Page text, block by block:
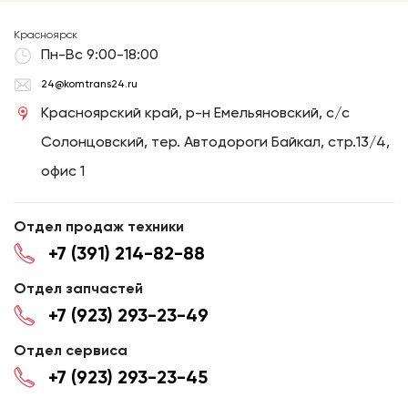
Красноярск
Пн-Вс 9:00-18:00
24@komtrans24.ru
Красноярский край, р-н Емельяновский, с/с
Солонцовский, тер. Автодороги Байкал, стр.13/4,
офис 1
Отдел продаж техники
+7 (391) 214-82-88
Отдел запчастей
+7 (923) 293-23-49
Отдел сервиса
+7 (923) 293-23-45